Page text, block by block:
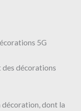
5G
décorations
décoration, dont la